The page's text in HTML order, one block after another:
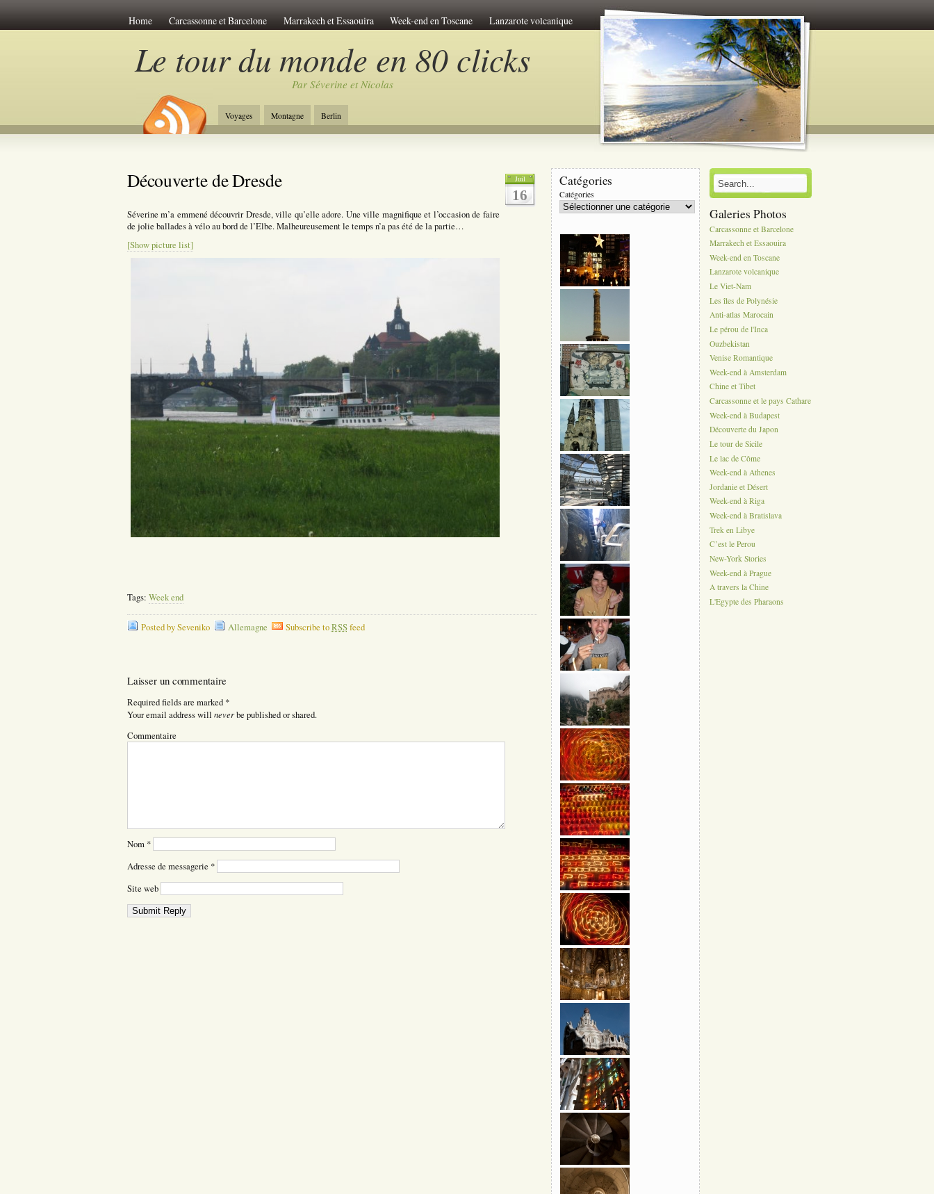
Home Carcassonne et Barcelone Marrakech et Essaouira Week-end en Toscane
Lanzarote volcanique
Venise Romantique
Week-end à Amsterdam Chine et Tibet
Carcassonne et le pays Cathare
Découverte du Japon Le tour de Sicile
Jordanie et Désert
Week-end à Riga Week-end à Bratislava
New-York Stories
Le tour du monde en 80 clicks
Par Séverine et Nicolas
Voyages Montagne Berlin
Juil
16
Découverte de Dresde
Séverine m’a emmené découvrir Dresde, ville qu’elle adore. Une ville magnifique et l’occasion de faire
de jolie ballades à vélo au bord de l’Elbe. Malheureusement le temps n’a pas été de la partie…
[Show picture list]
Tags: Week end
Posted by Seveniko Allemagne Subscribe toRSSfeed
Laisser un commentaire
Required fields are marked *
Your email address will neverbe published or shared.
Commentaire
Nom *
Adresse de messagerie *
Site web
Catégories
Catégories
Galeries Photos
Carcassonne et Barcelone
Marrakech et Essaouira
Week-end en Toscane
Lanzarote volcanique
Le Viet-Nam
Les îles de Polynésie
Anti-atlas Marocain
Le pérou de l'Inca
Ouzbekistan
Venise Romantique
Week-end à Amsterdam
Chine et Tibet
Carcassonne et le pays Cathare
Week-end à Budapest
Découverte du Japon
Le tour de Sicile
Le lac de Côme
Week-end à Athenes
Jordanie et Désert
Week-end à Riga
Week-end à Bratislava
Trek en Libye
C’est le Perou
New-York Stories
Week-end à Prague
A travers la Chine
L'Egypte des Pharaons